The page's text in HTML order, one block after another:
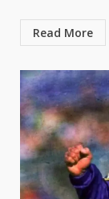
Read More